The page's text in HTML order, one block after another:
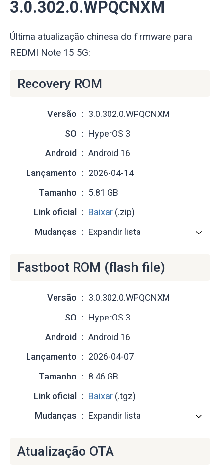
3.0.302.0.WPQCNXM
Última atualização chinesa do firmware para
REDMI Note 15 5G:
Recovery ROM
Versão
3.0.302.0.WPQCNXM
SO
HyperOS 3
Android
Android 16
Lançamento
2026-04-14
Tamanho
5.81 GB
Link oficial
Baixar (.zip)
Mudanças
Expandir lista
Fastboot ROM (flash file)
Versão
3.0.302.0.WPQCNXM
SO
HyperOS 3
Android
Android 16
Lançamento
2026-04-07
Tamanho
8.46 GB
Link oficial
Baixar (.tgz)
Mudanças
Expandir lista
Atualização OTA